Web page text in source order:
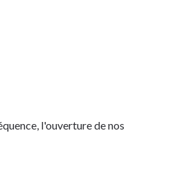
l'ouverture de nos